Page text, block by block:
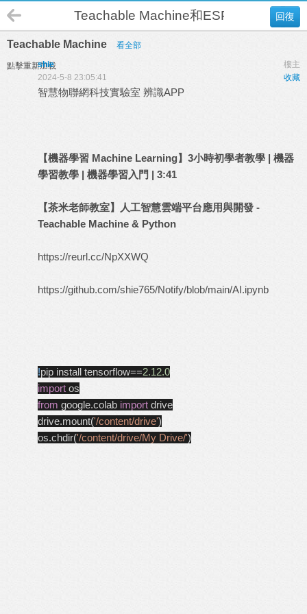
回復
Teachable Machine和ESP 32 Cam 人
Teachable Machine 看全部
點擊重新加載 樓主
shie
收藏
2024-5-8 23:05:41
智慧物聯網科技實驗室 辨識APP
【機器學習 Machine Learning】3小時初學者教學 | 機器
學習教學 | 機器學習入門 | 3:41
【茶米老師教室】人工智慧雲端平台應用與開發 -
Teachable Machine & Python
https://reurl.cc/NpXXWQ
https://github.com/shie765/Notify/blob/main/AI.ipynb
!pip install tensorflow==2.12.0
import os
from google.colab import drive
drive.mount('/content/drive')
os.chdir('/content/drive/My Drive/')